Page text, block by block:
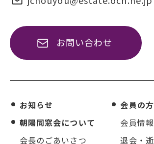
お問い合わせ
お知らせ
朝陽同窓会について
会長のごあいさつ
会員の
会員情
退会・